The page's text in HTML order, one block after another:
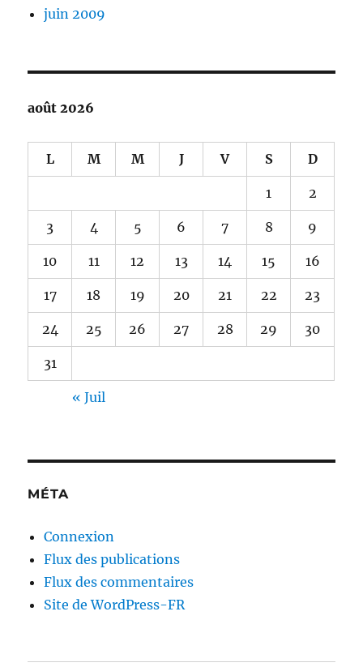
juin 2009
août 2026
L M M J V S D
1 2
3 4 5 6 7 8 9
10 11 12 13 14 15 16
17 18 19 20 21 22 23
24 25 26 27 28 29 30
31
« Juil
MÉTA
Connexion
Flux des publications
Flux des commentaires
Site de WordPress-FR